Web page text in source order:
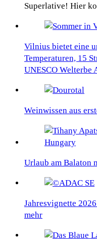
Superlative! Hier
Vilnius bietet eine
Temperaturen, 15
UNESCO Welterbe
Weinwissen aus
Urlaub am Balaton
Jahresvignette
mehr